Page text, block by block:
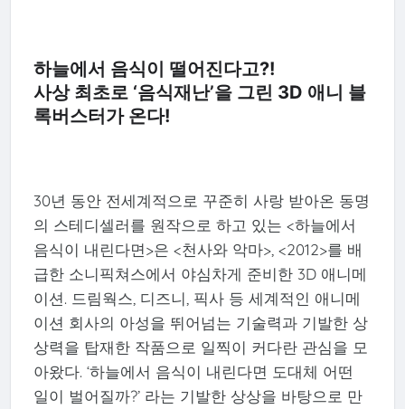
하늘에서 음식이 떨어진다고?!
사상 최초로 ‘음식재난’을 그린 3D 애니 블
록버스터가 온다!
30년 동안 전세계적으로 꾸준히 사랑 받아온 동명
의 스테디셀러를 원작으로 하고 있는 <하늘에서
음식이 내린다면>은 <천사와 악마>, <2012>를 배
급한 소니픽쳐스에서 야심차게 준비한 3D 애니메
이션. 드림웍스, 디즈니, 픽사 등 세계적인 애니메
이션 회사의 아성을 뛰어넘는 기술력과 기발한 상
상력을 탑재한 작품으로 일찍이 커다란 관심을 모
아왔다. ‘하늘에서 음식이 내린다면 도대체 어떤
일이 벌어질까?’ 라는 기발한 상상을 바탕으로 만